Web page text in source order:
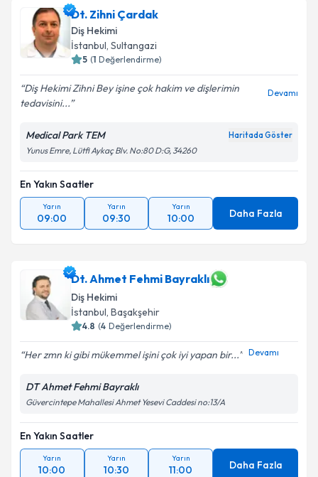
Dt. Zihni Çardak
Diş Hekimi
İstanbul, Sultangazi
5 (1 Değerlendirme)
Diş Hekimi Zihni Bey işine çok hakim ve dişlerimin
tedavisini...
Devamı
Medical Park TEM Haritada Göster
Yunus Emre, Lütfi Aykaç Blv. No:80 D:G, 34260
En Yakın Saatler
Yarın
09:00
Yarın
09:30
Yarın
10:00 Daha Fazla
Dt. Ahmet Fehmi Bayraklı
Diş Hekimi
İstanbul, Başakşehir
4.8 (4 Değerlendirme)
Her zmn ki gibi mükemmel işini çok iyi yapan bir... Devamı
DT Ahmet Fehmi Bayraklı
Güvercintepe Mahallesi Ahmet Yesevi Caddesi no:13/A
En Yakın Saatler
Yarın
10:00
Yarın
10:30
Yarın
11:00 Daha Fazla